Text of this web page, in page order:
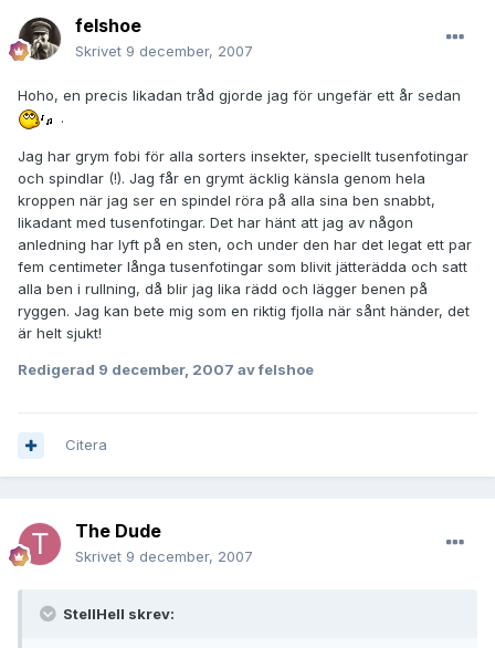
felshoe
Skrivet 9 december, 2007
Hoho, en precis likadan tråd gjorde jag för ungefär ett år sedan
.
Jag har grym fobi för alla sorters insekter, speciellt tusenfotingar
och spindlar (!). Jag får en grymt äcklig känsla genom hela
kroppen när jag ser en spindel röra på alla sina ben snabbt,
likadant med tusenfotingar. Det har hänt att jag av någon
anledning har lyft på en sten, och under den har det legat ett par
fem centimeter långa tusenfotingar som blivit jätterädda och satt
alla ben i rullning, då blir jag lika rädd och lägger benen på
ryggen. Jag kan bete mig som en riktig fjolla när sånt händer, det
är helt sjukt!
Redigerad 9 december, 2007 av felshoe
Citera
The Dude
Skrivet 9 december, 2007
StellHell skrev: